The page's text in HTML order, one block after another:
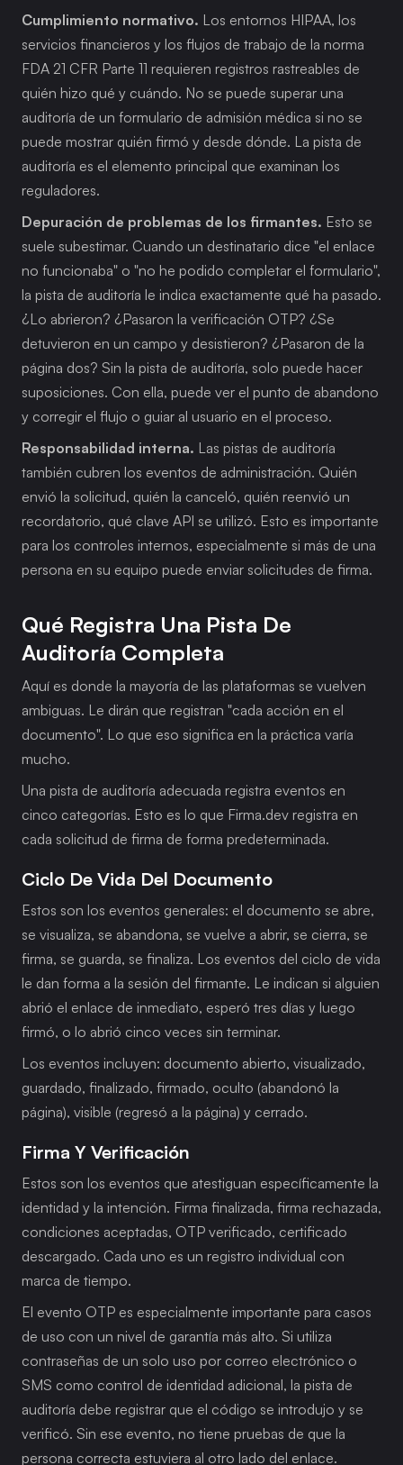
Cumplimiento normativo. Los entornos HIPAA, los
servicios financieros y los flujos de trabajo de la norma
FDA 21 CFR Parte 11 requieren registros rastreables de
quién hizo qué y cuándo. No se puede superar una
auditoría de un formulario de admisión médica si no se
puede mostrar quién firmó y desde dónde. La pista de
auditoría es el elemento principal que examinan los
reguladores.
Depuración de problemas de los firmantes. Esto se
suele subestimar. Cuando un destinatario dice "el enlace
no funcionaba" o "no he podido completar el formulario",
la pista de auditoría le indica exactamente qué ha pasado.
¿Lo abrieron? ¿Pasaron la verificación OTP? ¿Se
detuvieron en un campo y desistieron? ¿Pasaron de la
página dos? Sin la pista de auditoría, solo puede hacer
suposiciones. Con ella, puede ver el punto de abandono
y corregir el flujo o guiar al usuario en el proceso.
Responsabilidad interna. Las pistas de auditoría
también cubren los eventos de administración. Quién
envió la solicitud, quién la canceló, quién reenvió un
recordatorio, qué clave API se utilizó. Esto es importante
para los controles internos, especialmente si más de una
persona en su equipo puede enviar solicitudes de firma.
Qué Registra Una Pista De
Auditoría Completa
Aquí es donde la mayoría de las plataformas se vuelven
ambiguas. Le dirán que registran "cada acción en el
documento". Lo que eso significa en la práctica varía
mucho.
Una pista de auditoría adecuada registra eventos en
cinco categorías. Esto es lo que Firma.dev registra en
cada solicitud de firma de forma predeterminada.
Ciclo De Vida Del Documento
Estos son los eventos generales: el documento se abre,
se visualiza, se abandona, se vuelve a abrir, se cierra, se
firma, se guarda, se finaliza. Los eventos del ciclo de vida
le dan forma a la sesión del firmante. Le indican si alguien
abrió el enlace de inmediato, esperó tres días y luego
firmó, o lo abrió cinco veces sin terminar.
Los eventos incluyen: documento abierto, visualizado,
guardado, finalizado, firmado, oculto (abandonó la
página), visible (regresó a la página) y cerrado.
Firma Y Verificación
Estos son los eventos que atestiguan específicamente la
identidad y la intención. Firma finalizada, firma rechazada,
condiciones aceptadas, OTP verificado, certificado
descargado. Cada uno es un registro individual con
marca de tiempo.
El evento OTP es especialmente importante para casos
de uso con un nivel de garantía más alto. Si utiliza
contraseñas de un solo uso por correo electrónico o
SMS como control de identidad adicional, la pista de
auditoría debe registrar que el código se introdujo y se
verificó. Sin ese evento, no tiene pruebas de que la
persona correcta estuviera al otro lado del enlace.